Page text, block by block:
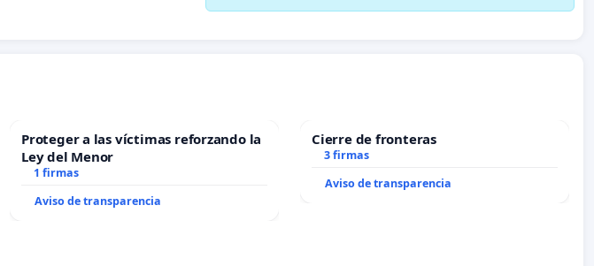
Proteger a las víctimas reforzando la
Ley del Menor
1 firmas
Aviso de transparencia
Cierre de fronteras
3 firmas
Aviso de transparencia